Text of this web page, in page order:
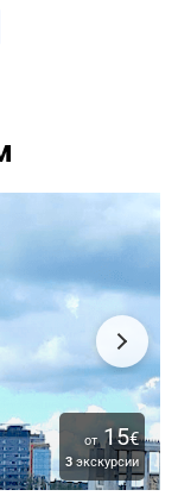
15€
3экскурсии